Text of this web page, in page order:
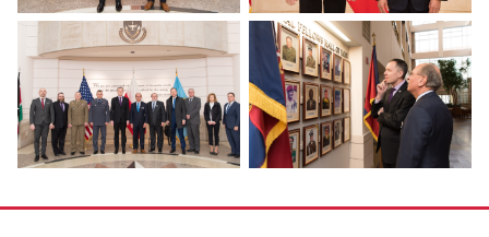
Pokaż
zdjęcie
1
z
galerii.
Pokaż
zdjęcie
z
galerii.
zdjęcie
zdjęcie